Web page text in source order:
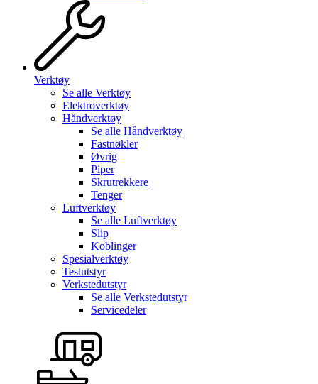
Verktøy
Se alle Verktøy
Elektroverktøy
Håndverktøy
Se alle Håndverktøy
Fastnøkler
Øvrig
Piper
Skrutrekkere
Tenger
Luftverktøy
Se alle Luftverktøy
Slip
Koblinger
Spesialverktøy
Testutstyr
Verkstedutstyr
Se alle Verkstedutstyr
Servicedeler